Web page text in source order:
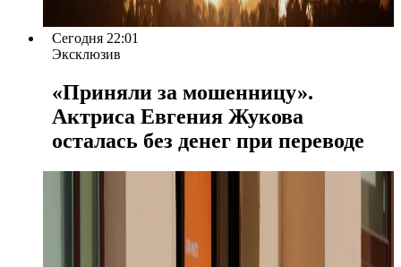
Сегодня 22:01
Эксклюзив
«Приняли за мошенницу».
Актриса Евгения Жукова
осталась без денег при переводе